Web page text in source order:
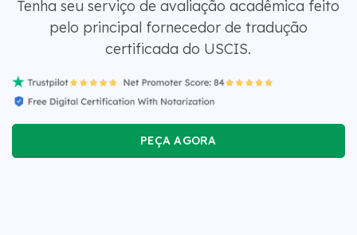
Tenha seu serviço de avaliação acadêmica feito
pelo principal fornecedor de tradução
certificada do USCIS.
PEÇA AGORA